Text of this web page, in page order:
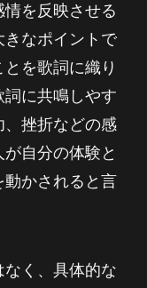
を反映させる
きなポイントで
を歌詞に織り
に共鳴しやす
、挫折などの感
自分の体験と
かされると言
く、具体的な